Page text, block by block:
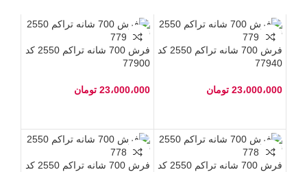
فرش 700 شانه تراکم 2550 کد
77940
23،000،000 تومان
فرش 700 شانه تراکم 2550 کد
77900
23،000،000 تومان
فرش 700 شانه تراکم 2550 کد
فرش 700 شانه تراکم 2550 کد